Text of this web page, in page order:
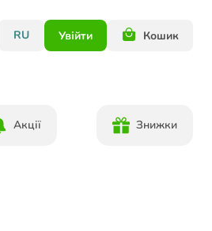
RU Увійти Кошик
Акції Знижки